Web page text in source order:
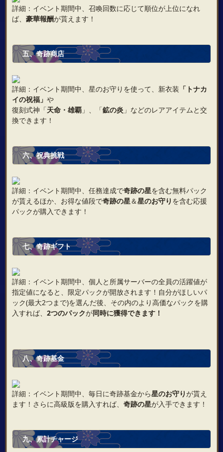
詳細：イベント期間中、召喚回数に応じて順位が上位になれ
ば、 豪華報酬が貰えます！
五、奇跡商店
詳細：イベント期間中、星のお守りを使って、新衣装 「トナカ
イの祝福」 や
復刻式神「天命・雄覇」、「鉱の炎 」などのレアアイテムと交
換できます！
六、祝典挑戦
詳細：イベント期間中、任務達成で奇跡の星を含む無料パック
が貰えるほか、お得な値段で奇跡の星＆星のお守り を含む応援
パックが購入できます！
七、奇跡ギフト
詳細：イベント期間中、個人と所属サーバーの全員の活躍値が
指定値になると、限定パックが開放されます！自分がほしいパ
ック(最大2つまで)を選んだ後、その内のより高価なパックを購
入すれば、 2つのパックが同時に獲得できます！
八、奇跡基金
詳細：イベント期間中、毎日に奇跡基金から星のお守りが貰え
ます！さらに高級版を購入すれば、 奇跡の星が入手できます！
九、累計チャージ